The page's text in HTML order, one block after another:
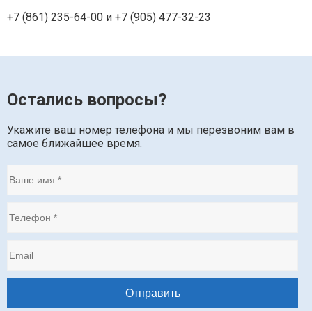
+7 (861) 235-64-00 и +7 (905) 477-32-23
Остались вопросы?
Укажите ваш номер телефона и мы перезвоним вам в
самое ближайшее время.